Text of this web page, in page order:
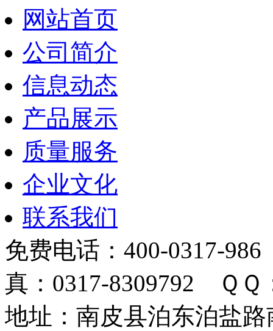
网站首页
公司简介
信息动态
产品展示
质量服务
企业文化
联系我们
免费电话：400-0317-
真：0317-8309792 ＱＱ
地址：南皮县泊东泊盐